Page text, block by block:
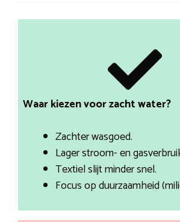
Waar kiezen voor zacht water?
Zachter wasgoed.
Lager stroom- en
Textiel slijt minder snel.
Focus op duurzaamheid